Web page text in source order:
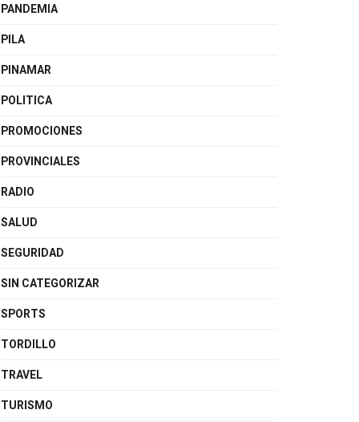
PANDEMIA
PILA
PINAMAR
POLITICA
PROMOCIONES
PROVINCIALES
RADIO
SALUD
SEGURIDAD
SIN CATEGORIZAR
SPORTS
TORDILLO
TRAVEL
TURISMO